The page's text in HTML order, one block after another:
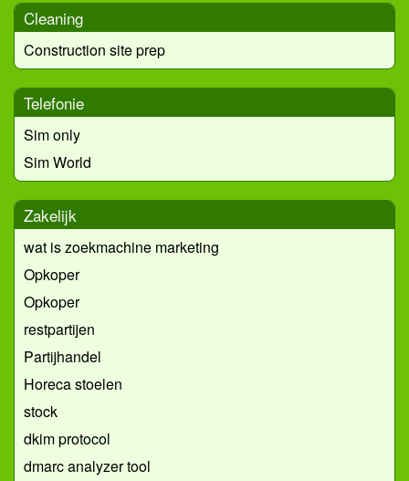
Cleaning
Construction site prep
Telefonie
Sim only
Sim World
Zakelijk
wat is zoekmachine marketing
Opkoper
Opkoper
restpartijen
Partijhandel
Horeca stoelen
stock
dkim protocol
dmarc analyzer tool